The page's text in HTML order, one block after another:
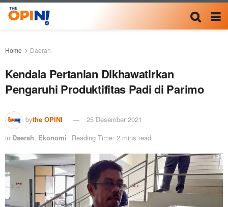
Home Daerah
Kendala Pertanian Dikhawatirkan
Pengaruhi Produktifitas Padi di Parimo
bythe OPINI
25 Desember 2021
in Daerah, Ekonomi Reading Time: 2 mins read